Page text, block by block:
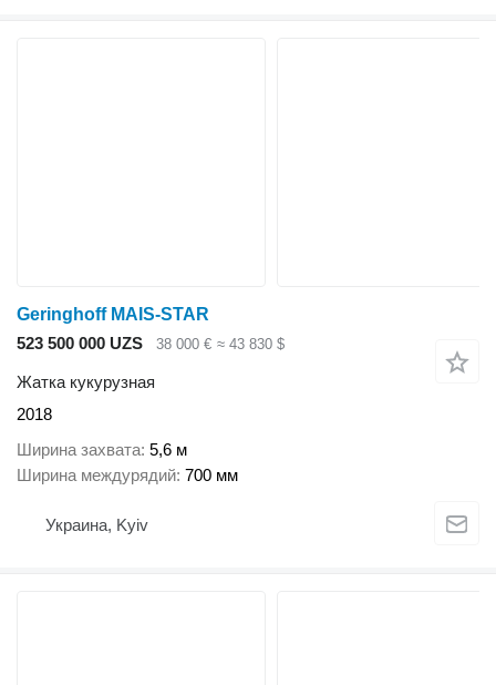
Geringhoff MAIS-STAR
523 500 000 UZS
38 000 € ≈ 43 830 $
Жатка кукурузная
2018
Ширина захвата 5,6 м
Ширина междурядий 700 мм
Украина, Kyiv